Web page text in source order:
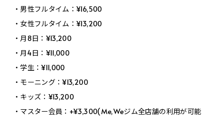
・男性フルタイム：¥16,500
・女性フルタイム：¥13,200
・月8日：¥13,200
・月4日：¥11,000
・学生：¥11,000
・モーニング：¥13,200
・キッズ：¥13,200
・マスター会員：+¥3,300(Me,Weジム全店舗の利用が可能